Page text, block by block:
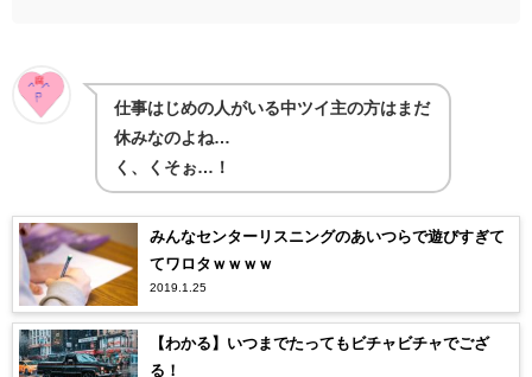
仕事はじめの人がいる中ツイ主の方はまだ
休みなのよね…
く、くそぉ…！
みんなセンターリスニングのあいつらで遊びすぎて
てワロタｗｗｗｗ
2019.1.25
【わかる】いつまでたってもビチャビチャでござ
る！